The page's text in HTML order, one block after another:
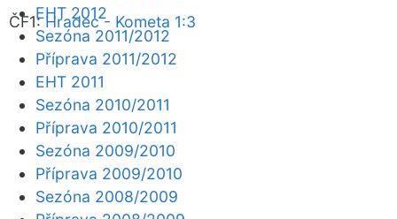
ČF1:Hradec - Kometa 1:3
EHT 2012
Sezóna 2011/2012
Příprava 2011/2012
EHT 2011
Sezóna 2010/2011
Příprava 2010/2011
Sezóna 2009/2010
Příprava 2009/2010
Sezóna 2008/2009